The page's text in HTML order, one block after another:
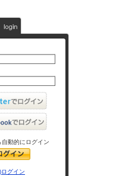
自動的にログイン
グイン